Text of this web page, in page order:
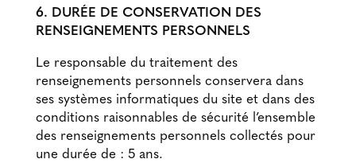
6. DURÉE DE CONSERVATION DES
RENSEIGNEMENTS PERSONNELS
Le responsable du traitement des
renseignements personnels conservera dans
ses systèmes informatiques du site et dans des
conditions raisonnables de sécurité l’ensemble
des renseignements personnels collectés pour
une durée de : 5 ans.